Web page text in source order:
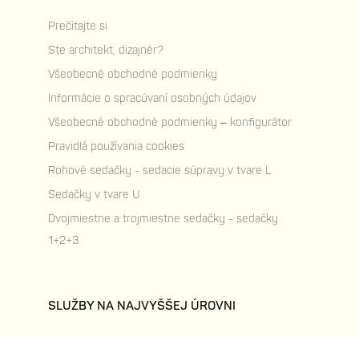
Prečítajte si
Ste architekt, dizajnér?
Všeobecné obchodné podmienky
Informácie o spracúvaní osobných údajov
Všeobecné obchodné podmienky – konfigurátor
Pravidlá používania cookies
Rohové sedačky - sedacie súpravy v tvare L
Sedačky v tvare U
Dvojmiestne a trojmiestne sedačky - sedačky
1+2+3
SLUŽBY NA NAJVYŠŠEJ ÚROVNI